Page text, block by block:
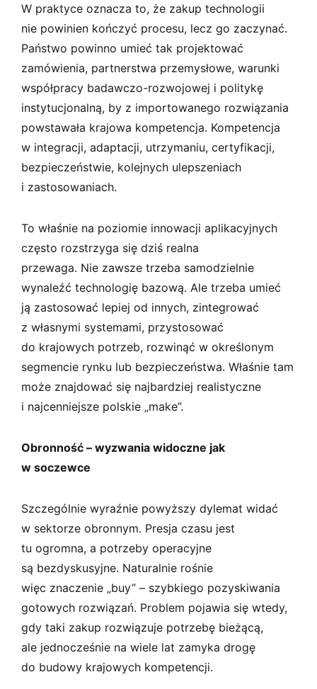
W praktyce oznacza to, że zakup technologii
nie powinien kończyć procesu, lecz go zaczynać.
Państwo powinno umieć tak projektować
zamówienia, partnerstwa przemysłowe, warunki
współpracy badawczo-rozwojowej i politykę
instytucjonalną, by z importowanego rozwiązania
powstawała krajowa kompetencja. Kompetencja
w integracji, adaptacji, utrzymaniu, certyfikacji,
bezpieczeństwie, kolejnych ulepszeniach
i zastosowaniach.
To właśnie na poziomie innowacji aplikacyjnych
często rozstrzyga się dziś realna
przewaga. Nie zawsze trzeba samodzielnie
wynaleźć technologię bazową. Ale trzeba umieć
ją zastosować lepiej od innych, zintegrować
z własnymi systemami, przystosować
do krajowych potrzeb, rozwinąć w określonym
segmencie rynku lub bezpieczeństwa. Właśnie tam
może znajdować się najbardziej realistyczne
i najcenniejsze polskie „make”.
Obronność – wyzwania widoczne jak
w soczewce
Szczególnie wyraźnie powyższy dylemat widać
w sektorze obronnym. Presja czasu jest
tu ogromna, a potrzeby operacyjne
są bezdyskusyjne. Naturalnie rośnie
więc znaczenie „buy” – szybkiego pozyskiwania
gotowych rozwiązań. Problem pojawia się wtedy,
gdy taki zakup rozwiązuje potrzebę bieżącą,
ale jednocześnie na wiele lat zamyka drogę
do budowy krajowych kompetencji.